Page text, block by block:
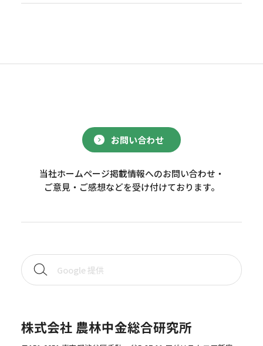
お問い合わせ
当社ホームページ掲載情報へのお問い合わせ・
ご意見・ご感想などを受け付けております。
株式会社 農林中金総合研究所